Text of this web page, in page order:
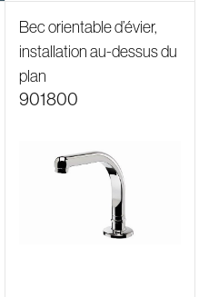
Bec orientable d’évier,
installation au-dessus du
plan
901800